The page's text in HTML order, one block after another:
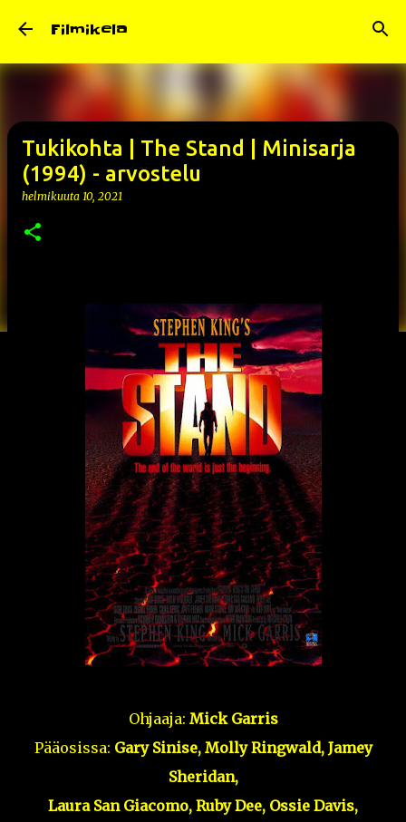
Filmikela
Tukikohta | The Stand | Minisarja
(1994) - arvostelu
helmikuuta 10, 2021
Ohjaaja: Mick Garris
Pääosissa: Gary Sinise, Molly Ringwald, Jamey
Sheridan,
Laura San Giacomo, Ruby Dee, Ossie Davis,